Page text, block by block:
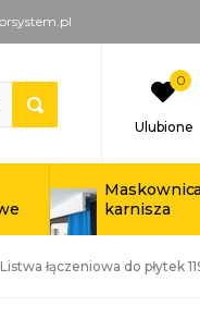
0
Ulubione
Maskownica
karnisza
Listwa łączeniowa do płytek